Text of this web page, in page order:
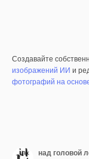
Создавайте
изображений ИИ и
фотографий на